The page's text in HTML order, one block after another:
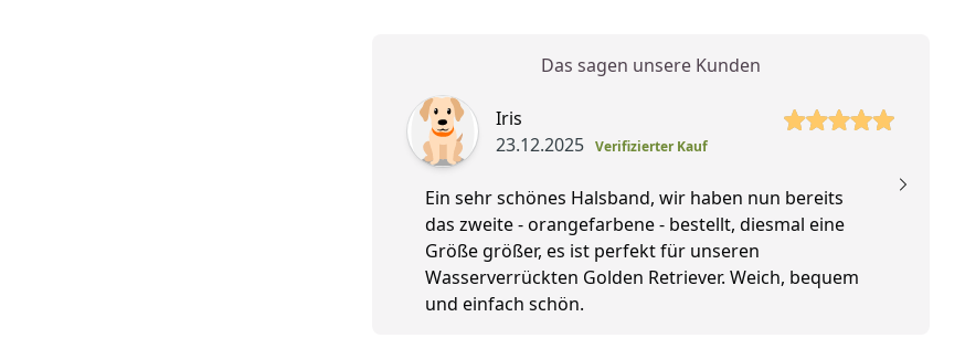
Das sagen unsere Kunden
Iris
23.12.2025 Verifizierter Kauf
5 von 5 Sterne
Ein sehr schönes Halsband, wir haben nun bereits
das zweite - orangefarbene - bestellt, diesmal eine
Größe größer, es ist perfekt für unseren
Wasserverrückten Golden Retriever. Weich, bequem
und einfach schön.